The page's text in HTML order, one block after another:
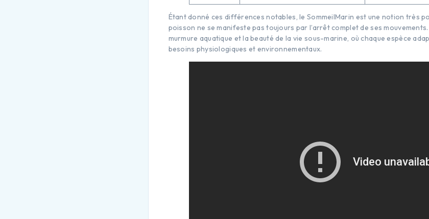
Étant donné ces différences notables, le SommeilMarin est une notion très
poisson ne se manifeste pas toujours par l’arrêt complet de ses mouvements.
murmure aquatique et la beauté de la vie sous-marine, où chaque espèce
besoins physiologiques et environnementaux.